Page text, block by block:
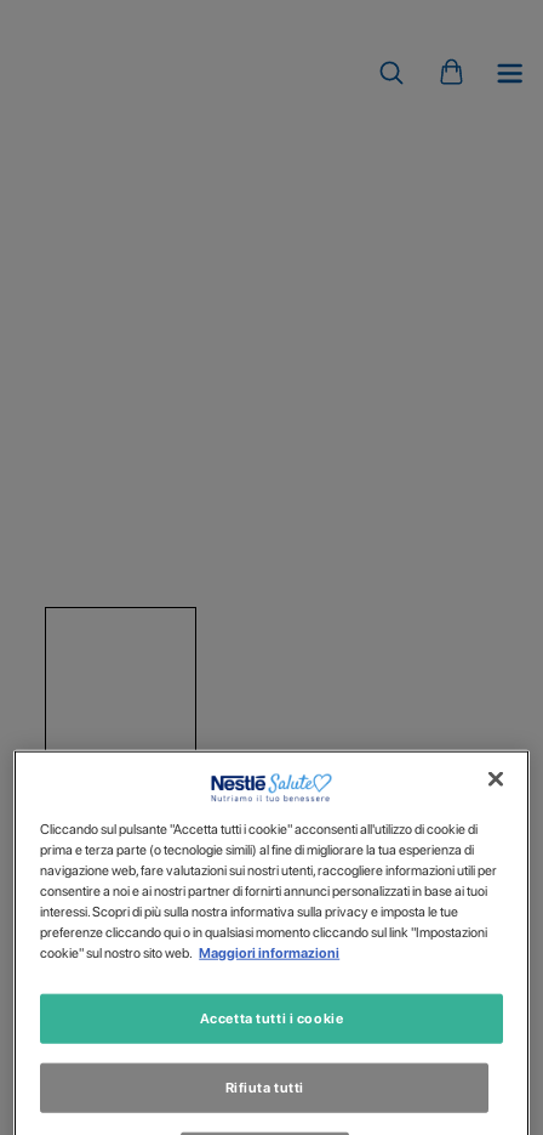
Cliccando sul pulsante "Accetta tutti i cookie" acconsenti all'utilizzo di cookie di
prima e terza parte (o tecnologie simili) al fine di migliorare la tua esperienza di
navigazione web, fare valutazioni sui nostri utenti, raccogliere informazioni utili per
consentire a noi e ai nostri partner di fornirti annunci personalizzati in base ai tuoi
interessi. Scopri di più sulla nostra informativa sulla privacy e imposta le tue
preferenze cliccando qui o in qualsiasi momento cliccando sul link "Impostazioni
cookie" sul nostro sito web. Maggiori informazioni
Rifiuta tutti
Accetta tutti i cookie